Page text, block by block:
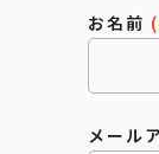
お名前
メール